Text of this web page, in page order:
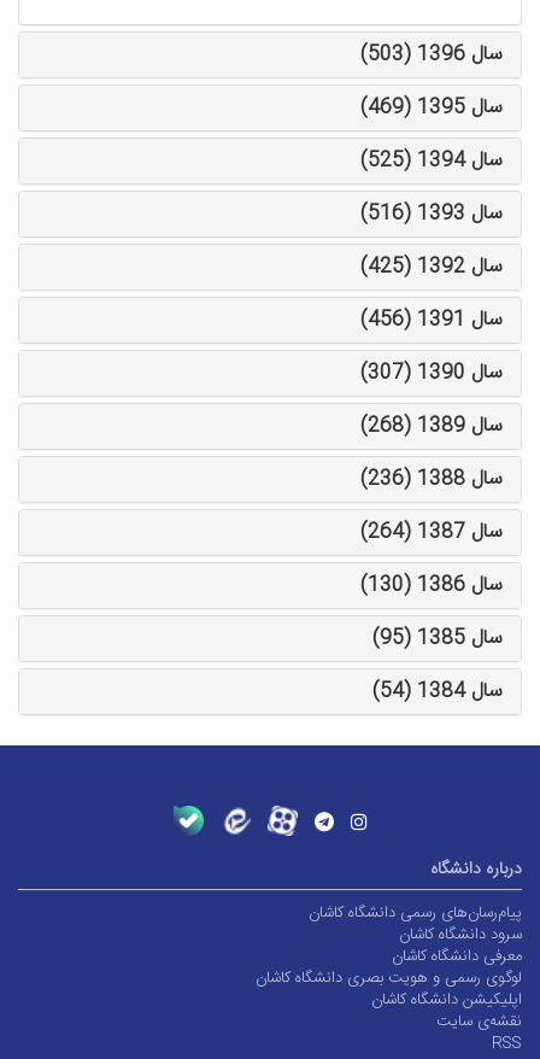
سال 1396 (503)
سال 1395 (469)
سال 1394 (525)
سال 1393 (516)
سال 1392 (425)
سال 1391 (456)
سال 1390 (307)
سال 1389 (268)
سال 1388 (236)
سال 1387 (264)
سال 1386 (130)
سال 1385 (95)
سال 1384 (54)
درباره دانشگاه
پیام‌رسان‌های رسمی دانشگاه کاشان
سرود دانشگاه کاشان
معرفی دانشگاه کاشان
لوگوی رسمی و هویت بصری دانشگاه کاشان
اپلیکیشن دانشگاه کاشان
نقشه‌ی سایت
RSS